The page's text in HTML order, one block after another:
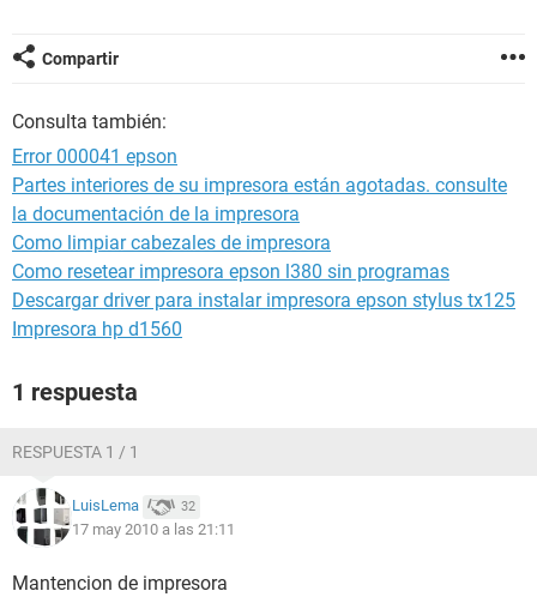
Compartir
Consulta también:
Error 000041 epson
Partes interiores de su impresora están agotadas. consulte
la documentación de la impresora
Como limpiar cabezales de impresora
Como resetear impresora epson l380 sin programas
Descargar driver para instalar impresora epson stylus tx125
Impresora hp d1560
1 respuesta
RESPUESTA 1 / 1
LuisLema 32
17 may 2010 a las 21:11
Mantencion de impresora